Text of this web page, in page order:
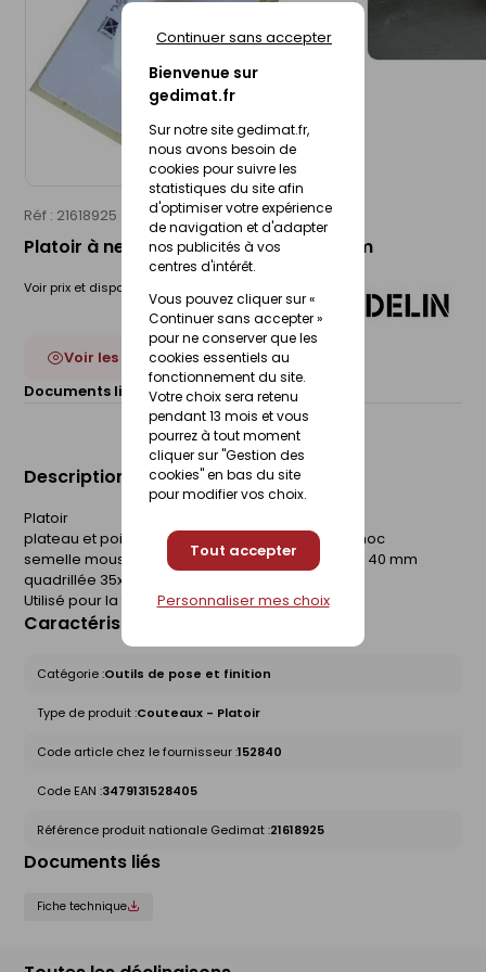
Bienvenue sur
gedimat.fr
Sur notre site gedimat.fr,
nous avons besoin de
cookies pour suivre les
statistiques du site afin
d'optimiser votre expérience
de navigation et d'adapter
nos publicités à vos
centres d'intérêt.
Vous pouvez cliquer sur «
Continuer sans accepter »
pour ne conserver que les
cookies essentiels au
fonctionnement du site.
Votre choix sera retenu
pendant 13 mois et vous
pourrez à tout moment
cliquer sur "Gestion des
cookies" en bas du site
pour modifier vos choix.
Tout accepter
Continuer sans accepter
Personnaliser mes choix
Réf : 21618925 MONDELIN
Platoir à nettoyer monobloc - 34x17cm
Voir prix et disponibilité en magasin
Voir les 4 déclinaisons
Documents liés :
Fiche technique
Description du produit
Platoir
plateau et poignée monobloc en polystyrène choc
semelle mousse alvéolée polyuréthane havane 40 mm
quadrillée 35x35 mm.
Utilisé pour la finition des joints de carrelage.
Caractéristiques du produit
Catégorie :Outils de pose et finition
Type de produit :Couteaux - Platoir
Code article chez le fournisseur :152840
Code EAN :3479131528405
Référence produit nationale Gedimat :21618925
Documents liés
Fiche technique